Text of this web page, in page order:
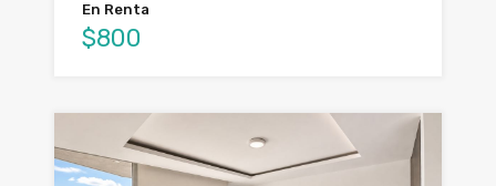
En Renta
$800